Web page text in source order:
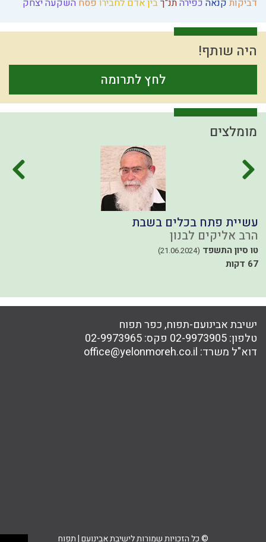
דביקות קנאה כפירהתנ"ךבין אדם לחבירו פסח השקעהיצחק
היה שותף!
לחץ לתרומה
מומלצים
עשיית פתח בכלים בשבת
הרב אליקים לבנון
טו סיון התשפד (21.06.2024)
67 דקות
ישיבת אבינועם-תפוח, כפר תפוח
טלפון:02-9973905 פקס:02-9973965
דוא"ל משרד: office@yelonmoreh.co.il
© כל הזכויות שמורות לישיבת אבינועם | תפוח